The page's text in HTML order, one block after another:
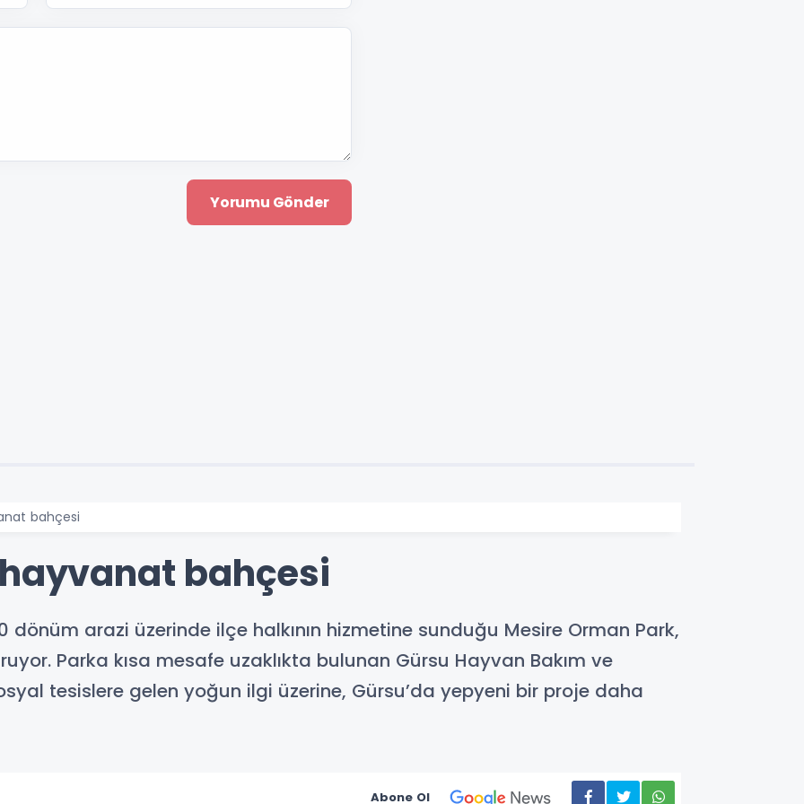
bahçesi
bahçesi
dönüm arazi üzerinde ilçe halkının hizmetine sunduğu Mesire Orman Park,
Parka kısa mesafe uzaklıkta bulunan Gürsu Hayvan Bakım ve
tesislere gelen yoğun ilgi üzerine, Gürsu’da yepyeni bir proje daha
Abone Ol